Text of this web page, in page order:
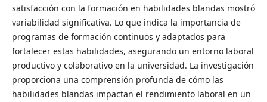
satisfacción con la formación en habilidades blandas mostró
variabilidad significativa. Lo que indica la importancia de
programas de formación continuos y adaptados para
fortalecer estas habilidades, asegurando un entorno laboral
productivo y colaborativo en la universidad. La investigación
proporciona una comprensión profunda de cómo las
habilidades blandas impactan el rendimiento laboral en un